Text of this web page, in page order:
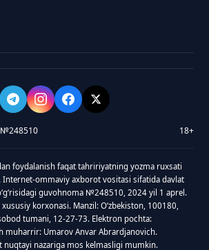
№248510 18+
foydalanish faqat tahririyatning yozma ruxsati
Internet-ommaviy axborot vositasi sifatida davlat
guvohnoma №248510, 2024 yil 1 aprel.
korxonasi. Manzil: Oʻzbekiston, 100180,
tumani, 12-27-73. Elektron pochta:
muharrir: Umarov Anvar Abrardjanovich.
nazariga mos kelmasligi mumkin.